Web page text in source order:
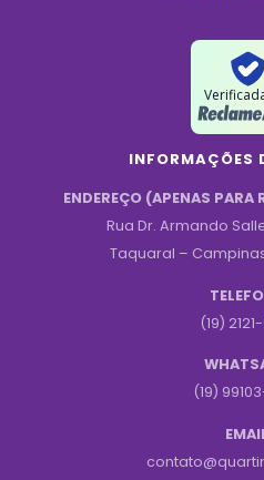
INFORMAÇÕES
ENDEREÇO (APENAS PARA
Rua Dr. Armando
Taquaral – Campinas
(19)
(19)